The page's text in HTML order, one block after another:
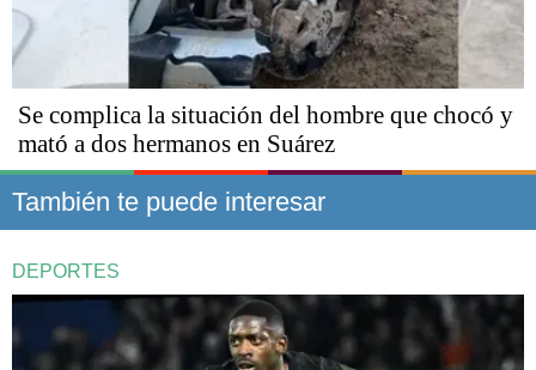
Se complica la situación del hombre que chocó y
mató a dos hermanos en Suárez
También te puede interesar
DEPORTES